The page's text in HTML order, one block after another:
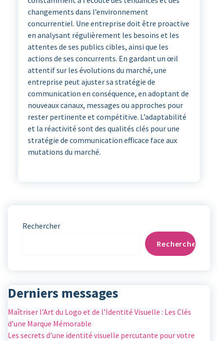
changements dans l’environnement
concurrentiel. Une entreprise doit être proactive
en analysant régulièrement les besoins et les
attentes de ses publics cibles, ainsi que les
actions de ses concurrents. En gardant un œil
attentif sur les évolutions du marché, une
entreprise peut ajuster sa stratégie de
communication en conséquence, en adoptant de
nouveaux canaux, messages ou approches pour
rester pertinente et compétitive. L’adaptabilité
et la réactivité sont des qualités clés pour une
stratégie de communication efficace face aux
mutations du marché.
Rechercher
Rechercher
Derniers messages
Maîtriser l’Art du Logo et de l’Identité Visuelle : Les Clés
d’une Marque Mémorable
Les secrets d’une identité visuelle percutante pour votre